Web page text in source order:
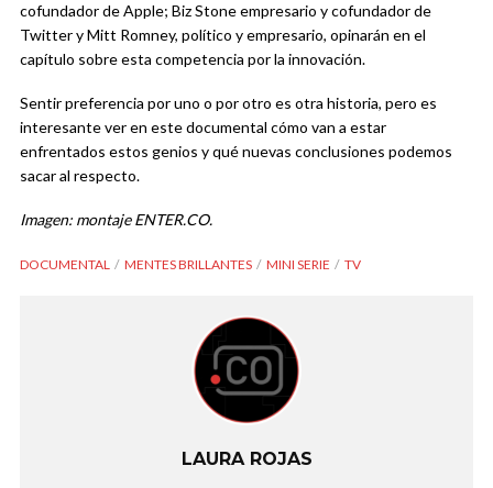
cofundador de Apple; Biz Stone empresario y cofundador de
Twitter y Mitt Romney, político y empresario, opinarán en el
capítulo sobre esta competencia por la innovación.
Sentir preferencia por uno o por otro es otra historia, pero es
interesante ver en este documental cómo van a estar
enfrentados estos genios y qué nuevas conclusiones podemos
sacar al respecto.
Imagen: montaje ENTER.CO.
DOCUMENTAL MENTES BRILLANTES MINI SERIE TV
LAURA ROJAS